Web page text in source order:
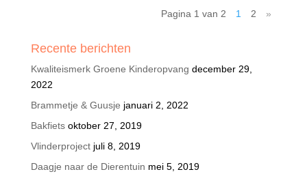
Pagina 1 van 2 1 2 »
Recente berichten
Kwaliteismerk Groene Kinderopvang december 29,
2022
Brammetje & Guusje januari 2, 2022
Bakfiets oktober 27, 2019
Vlinderproject juli 8, 2019
Daagje naar de Dierentuin mei 5, 2019